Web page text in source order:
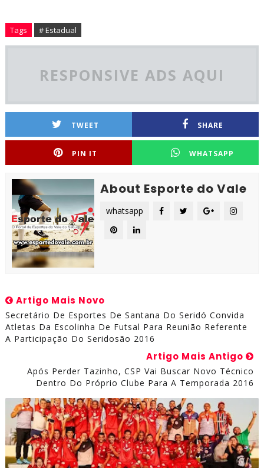
Tags # Estadual
RESPONSIVE ADS AQUI
TWEET SHARE
PIN IT WHATSAPP
About Esporte do Vale
whatsapp
Artigo Mais Novo
Secretário De Esportes De Santana Do Seridó Convida
Atletas Da Escolinha De Futsal Para Reunião Referente
A Participação Do Seridosão 2016
Artigo Mais Antigo
Após Perder Tazinho, CSP Vai Buscar Novo Técnico
Dentro Do Próprio Clube Para A Temporada 2016